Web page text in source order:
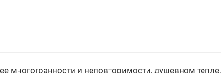
многогранности и неповторимости, душевном тепле,